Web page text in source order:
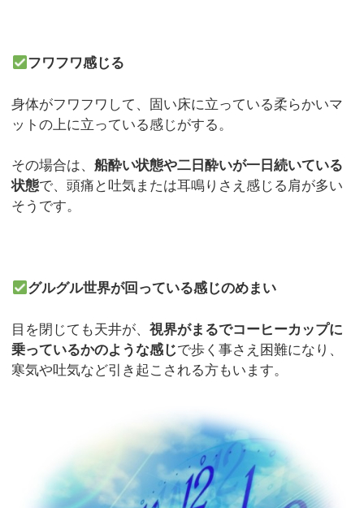
フワフワ感じる
身体がフワフワして、固い床に立っている柔らかいマ
ットの上に立っている感じがする。
その場合は、船酔い状態や二日酔いが一日続いている
状態で、頭痛と吐気または耳鳴りさえ感じる肩が多い
そうです。
グルグル世界が回っている感じのめまい
目を閉じても天井が、視界がまるでコーヒーカップに
乗っているかのような感じで歩く事さえ困難になり、
寒気や吐気など引き起こされる方もいます。